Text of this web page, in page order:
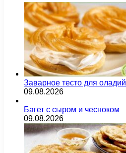
Заварное тесто для оладий
09.08.2026
Багет с сыром и чесноком
09.08.2026